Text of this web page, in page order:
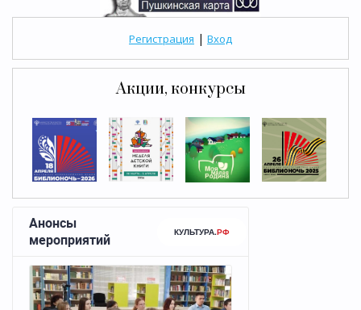
Регистрация | Вход
Акции, конкурсы